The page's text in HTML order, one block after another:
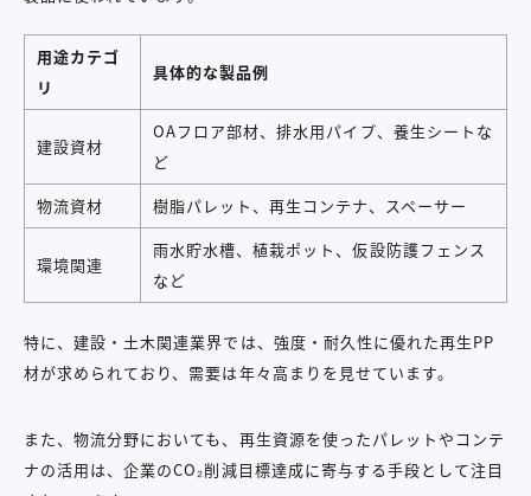
用途カテゴ
リ
具体的な製品例
建設資材
OAフロア部材、排水用パイプ、養生シートな
ど
物流資材
樹脂パレット、再生コンテナ、スペーサー
環境関連
雨水貯水槽、植栽ポット、仮設防護フェンス
など
特に、建設・土木関連業界では、強度・耐久性に優れた再生PP
材が求められており、需要は年々高まりを見せています。
また、物流分野においても、再生資源を使ったパレットやコンテ
ナの活用は、企業のCO₂削減目標達成に寄与する手段として注目